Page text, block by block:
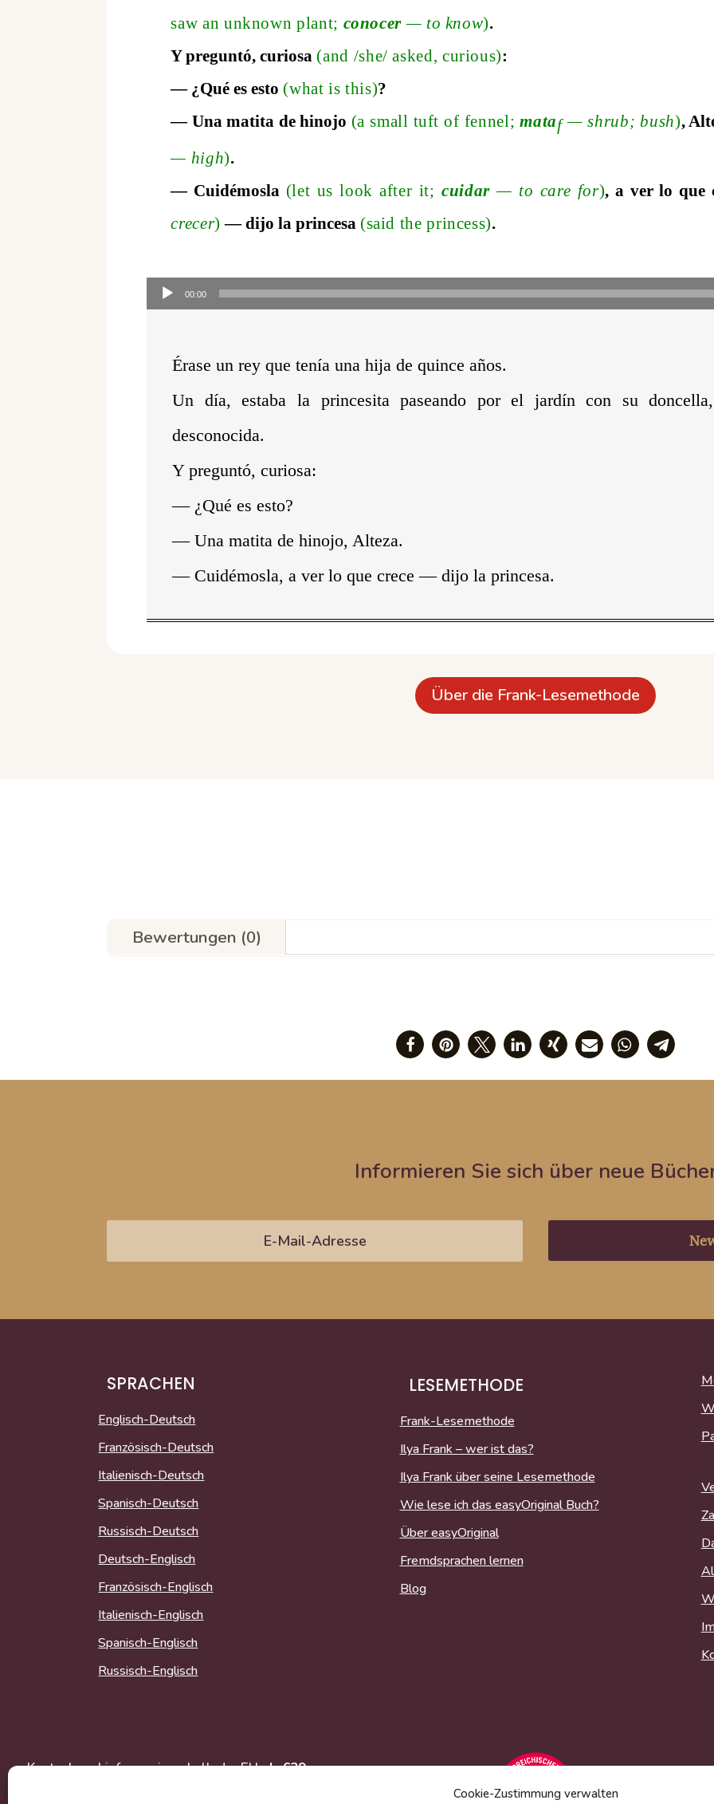
Cookie-Zustimmung verwalten
saw an unknown plant; conocer— to know).
Y preguntó, curiosa (and /she/asked, curious):
— ¿Qué es esto (what is this)?
— Una matita de hinojo (a small tuft of fennel; mataf— shrub; bush),
— high).
— Cuidémosla (let us look after it; cuidar— to care for), a ver lo que
crecer) —dijo la princesa (said the princess).
Player00:00
Érase un rey que tenía una hija de quince años.
Un día, estaba la princesita paseando por el jardín con su
desconocida.
Y preguntó, curiosa:
— ¿Qué es esto?
— Una matita de hinojo, Alteza.
— Cuidémosla, a ver lo que crece — dijo la princesa.
Über die Frank-Lesemethode
Bewertungen (0)
Informieren Sie sich über neue
SPRACHEN
Englisch-Deutsch
Französisch-Deutsch
Italienisch-Deutsch
Spanisch-Deutsch
Russisch-Deutsch
Deutsch-Englisch
Französisch-Englisch
Italienisch-Englisch
Spanisch-Englisch
Russisch-Englisch
LESEMETHODE
Frank-Lesemethode
Ilya Frank – wer ist das?
Ilya Frank über seine Lesemethode
Wie lese ich das easyOriginal Buch?
Über easyOriginal
Fremdsprachen lernen
Blog
Kostenlose Lieferung innerhalb der EUab €39